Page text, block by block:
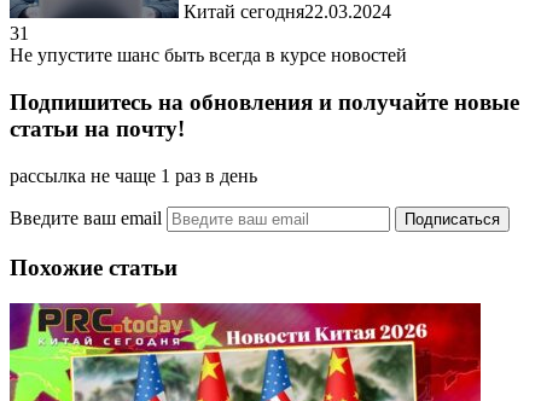
Китай сегодня22.03.2024
31
Не упустите шанс быть всегда в курсе новостей
Подпишитесь на обновления и получайте новые
статьи на почту!
рассылка не чаще 1 раз в день
Введите ваш email
Похожие статьи